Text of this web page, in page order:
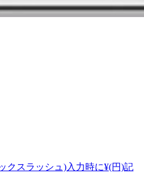
クスラッシュ)入力時に¥(円)記